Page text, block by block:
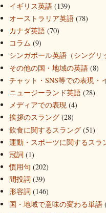
イギリス英語 (139)
オーストラリア英語 (78)
カナダ英語 (70)
コラム (9)
シンガポール英語（シングリ
その他の国・地域の英語 (8)
チャット・SNS等での表現・
ニュージーランド英語 (28)
メディアでの表現 (4)
挨拶のスラング (28)
飲食に関するスラング (51)
運動・スポーツに関するスラ
冠詞 (1)
慣用句 (202)
間投詞 (39)
形容詞 (146)
国・地域で意味の変わる単語